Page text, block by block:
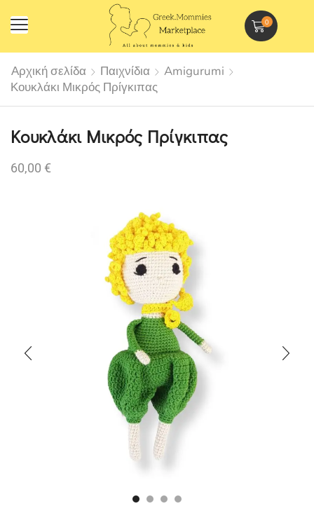
0
Αρχική σελίδα Παιχνίδια
Amigurumi
Κουκλάκι Μικρός Πρίγκιπας
Κουκλάκι Μικρός Πρίγκιπας
60,00 €